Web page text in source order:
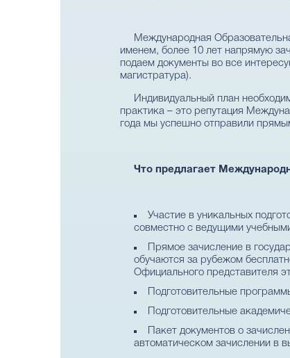
Международная
именем, более 10 лет напрямую
подаем документы во все
магистратура).
Индивидуальный план
практика – это репутация
года мы успешно отправили
Что предлагает
Участие в уникальных
совместно с ведущими
Прямое зачисление в
обучаются за рубежом
Официального представителя
Подготовительные
Подготовительные
Пакет документов о
автоматическом зачислении в